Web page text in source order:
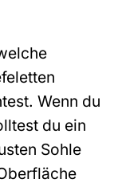
Wenn du
du ein
Sohle